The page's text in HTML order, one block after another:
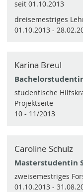
seit 01.10.2013
dreisemestriges
01.10.2013 -
Karina Breul
studentische
Projektseite
10 - 11/2013
Caroline Schulz
Masterstudentin
zweisemestriges
01.10.2013 -